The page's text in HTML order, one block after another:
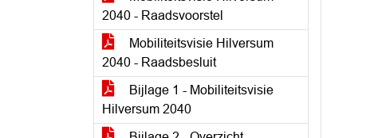
2040 - Raadsvoorstel
Mobiliteitsvisie Hilversum
2040 - Raadsbesluit
Bijlage 1 - Mobiliteitsvisie
Hilversum 2040